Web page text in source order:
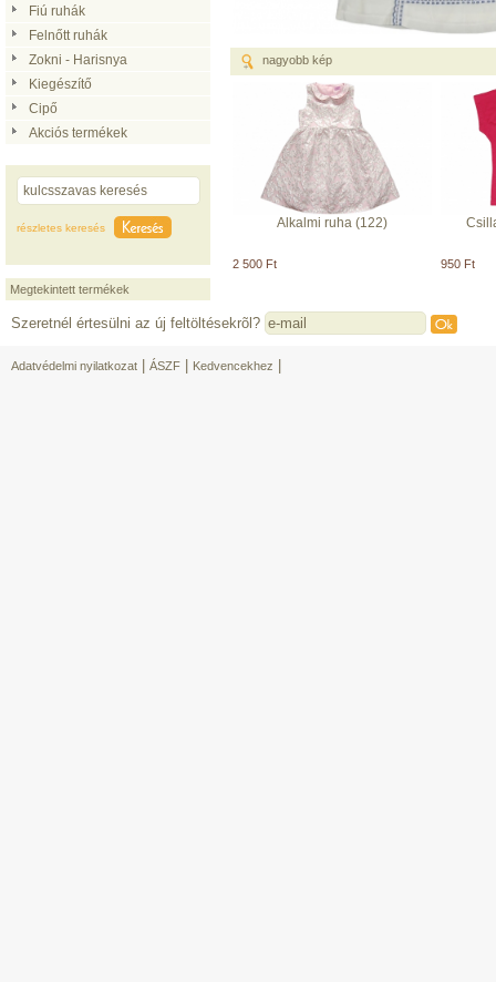
Fiú ruhák
Felnőtt ruhák
Zokni - Harisnya
Kiegészítő
Cipő
Akciós termékek
részletes keresés
Megtekintett termékek
nagyobb kép
Alkalmi ruha (122)
2 500 Ft 950 Ft
Szeretnél értesülni az új feltöltésekrõl?
Adatvédelmi nyilatkozat ÁSZF Kedvencekhez